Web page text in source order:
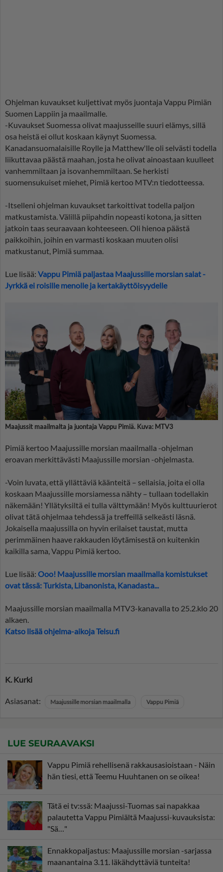
Ohjelman kuvaukset kuljettivat myös juontaja Vappu Pimiän
Suomen Lappiin ja maailmalle.
-Kuvaukset Suomessa olivat maajusseille suuri elämys, sillä
osa heistä ei ollut koskaan käynyt Suomessa.
Kanadansuomalaisille Roylle ja Matthew'lle oli selvästi todella
liikuttavaa päästä maahan, josta he olivat ainoastaan kuulleet
vanhemmiltaan ja isovanhemmiltaan. Se herkisti
suomensukuiset miehet, Pimiä kertoo MTV:n tiedotteessa.
-Itselleni ohjelman kuvaukset tarkoittivat todella paljon
matkustamista. Välillä piipahdin nopeasti kotona, ja sitten
jatkoin taas seuraavaan kohteeseen. Oli hienoa päästä
paikkoihin, joihin en varmasti koskaan muuten olisi
matkustanut, Pimiä summaa.
Lue lisää: Vappu Pimiä paljastaa Maajussille morsian salat -
Jyrkkä ei roisille menolle ja kertakäyttöisyydelle
Maajussit maailmalta ja juontaja Vappu Pimiä. Kuva: MTV3
Pimiä kertoo Maajussille morsian maailmalla -ohjelman
eroavan merkittävästi Maajussille morsian -ohjelmasta.
-Voin luvata, että yllättäviä käänteitä – sellaisia, joita ei olla
koskaan Maajussille morsiamessa nähty – tullaan todellakin
näkemään! Yllätyksiltä ei tulla välttymään! Myös kulttuurierot
olivat tätä ohjelmaa tehdessä ja treffeillä selkeästi läsnä.
Jokaisella maajussilla on hyvin erilaiset taustat, mutta
perimmäinen haave rakkauden löytämisestä on kuitenkin
kaikilla sama, Vappu Pimiä kertoo.
Lue lisää: Ooo! Maajussille morsian maailmalla komistukset
ovat tässä: Turkista, Libanonista, Kanadasta...
Maajussille morsian maailmalla MTV3-kanavalla to 25.2.klo 20
alkaen.
Katso lisää ohjelma-aikoja Telsu.fi
K. Kurki
Asiasanat: Maajussille morsian maailmalla Vappu Pimiä
LUE SEURAAVAKSI
Vappu Pimiä rehellisenä rakkausasioistaan - Näin
hän tiesi, että Teemu Huuhtanen on se oikea!
Tätä ei tv:ssä: Maajussi-Tuomas sai napakkaa
palautetta Vappu Pimiältä Maajussi-kuvauksista:
"Sä…"
Ennakkopaljastus: Maajussille morsian -sarjassa
maanantaina 3.11. läkähdyttäviä tunteita!